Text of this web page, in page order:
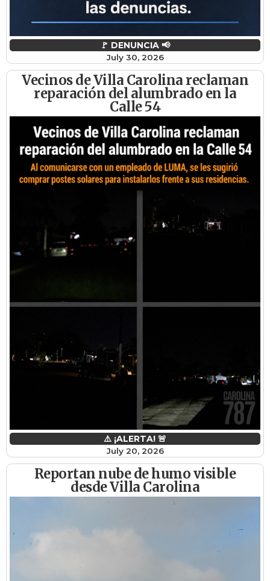
🚩 DENUNCIA 📢
July 30, 2026
Vecinos de Villa Carolina reclaman
reparación del alumbrado en la
Calle 54
⚠️ ¡ALERTA! 🚨
July 20, 2026
Reportan nube de humo visible
desde Villa Carolina